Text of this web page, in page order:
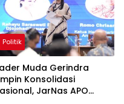
Politik
Muda Gerindra
Konsolidasi
JarNas APO